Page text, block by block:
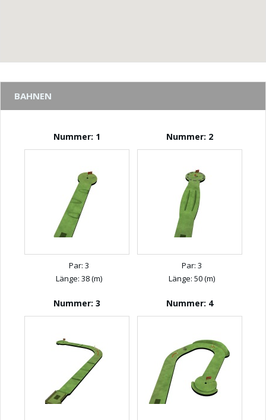
BAHNEN
Nummer: 1
Par: 3
Länge: 38 (m)
Nummer: 2
Par: 3
Länge: 50 (m)
Nummer: 3 Nummer: 4